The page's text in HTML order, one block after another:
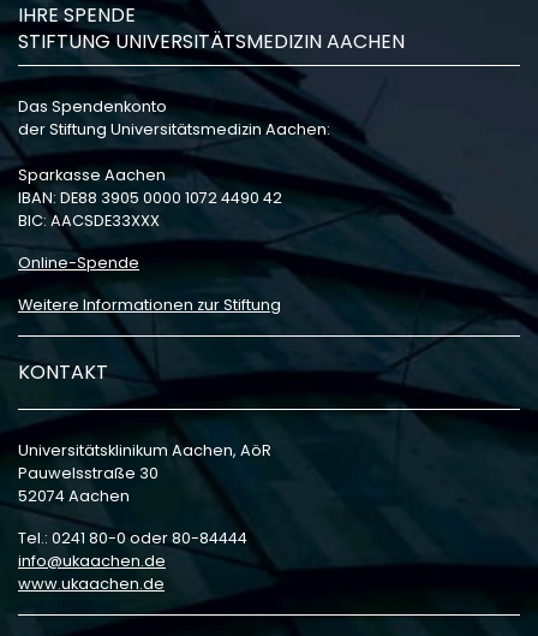
IHRE SPENDE
STIFTUNG UNIVERSITÄTSMEDIZIN AACHEN
Das Spendenkonto
der Stiftung Universitätsmedizin Aachen:
Sparkasse Aachen
IBAN: DE88 3905 0000 1072 4490 42
BIC: AACSDE33XXX
Online-Spende
Weitere Informationen zur Stiftung
KONTAKT
Universitätsklinikum Aachen, AöR
Pauwelsstraße 30
52074 Aachen
Tel.: 0241 80-0 oder 80-84444
info
ukaachen de
www.ukaachen.de